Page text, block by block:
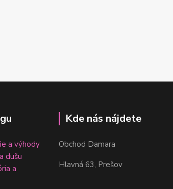
a výhody
dušu
a
Kde nás nájdete
Obchod Damara
Hlavná 63, Prešov